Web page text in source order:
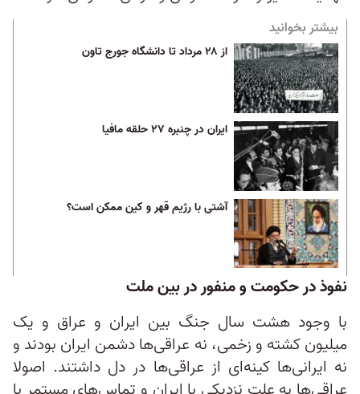
بیشتر بخوانید
از ۲۸ مرداد تا دانشگاه جورج تاون
ایران در چنبره ۲۷ حلقه مافیا
آشتی با رژیم قهر و کین ممکن است؟
نفوذ در حکومت و منفور در بین ملت
با وجود هشت سال جنگ بین ایران و عراق و یک
میلیون کشته و زخمی، نه عراقی‌ها دشمن ایران بودند و
نه ایرانی‌ها کینه‌ای از عراقی‌ها در دل داشتند. اصولا